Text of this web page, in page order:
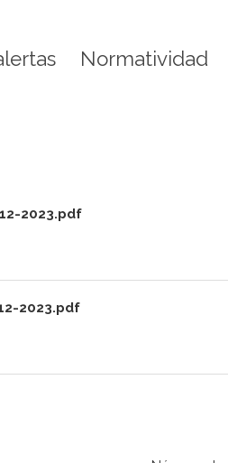
Normatividad
2023.pdf
2023.pdf